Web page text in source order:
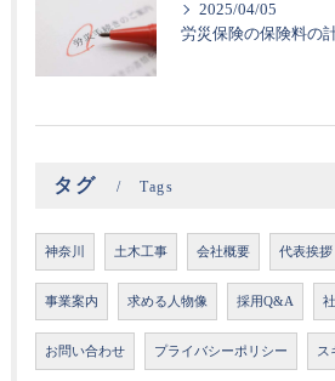
2025/04/05
労災保険の保険料の
タグ Tags
神奈川 土木工事 会社概要 代表挨拶
事業案内 求める人物像 採用Q&A
お問い合わせ プライバシーポリシー ス